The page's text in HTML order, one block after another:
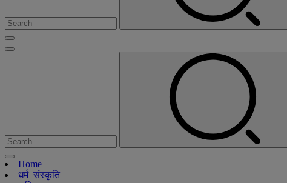
Home
धर्म–संस्कृति